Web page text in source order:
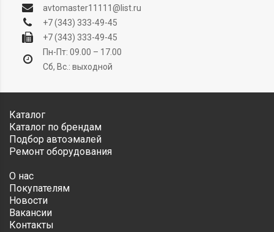
avtomaster11111@list.ru
+7 (343) 333-49-45
+7 (343) 333-49-45
Пн-Пт: 09.00 – 17.00
Сб, Вс.: выходной
Каталог
Каталог по брендам
Подбор автоэмалей
Ремонт оборудования
О нас
Покупателям
Новости
Вакансии
Контакты